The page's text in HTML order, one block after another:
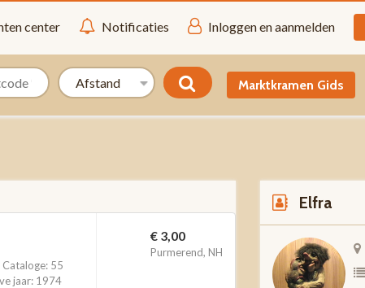
center Notificaties Inloggen en aanmelden
Marktkramen Gids
55
jaar: 1974
€ 3,00
Purmerend, NH
Elfra